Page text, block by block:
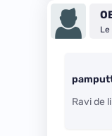
Ravi de